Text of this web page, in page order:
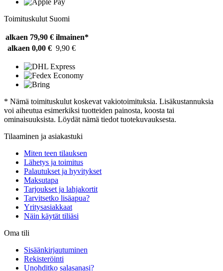
Toimituskulut Suomi
alkaen 79,90 € ilmainen*
alkaen 0,00 € 9,90 €
* Nämä toimituskulut koskevat vakiotoimituksia. Lisäkustannuksia
voi aiheutua esimerkiksi tuotteiden painosta, koosta tai
ominaisuuksista. Löydät nämä tiedot tuotekuvauksesta.
Tilaaminen ja asiakastuki
Miten teen tilauksen
Lähetys ja toimitus
Palautukset ja hyvitykset
Maksutapa
Tarjoukset ja lahjakortit
Tarvitsetko lisäapua?
Yritysasiakkaat
Näin käytät tiliäsi
Oma tili
Sisäänkirjautuminen
Rekisteröinti
Unohditko salasanasi?